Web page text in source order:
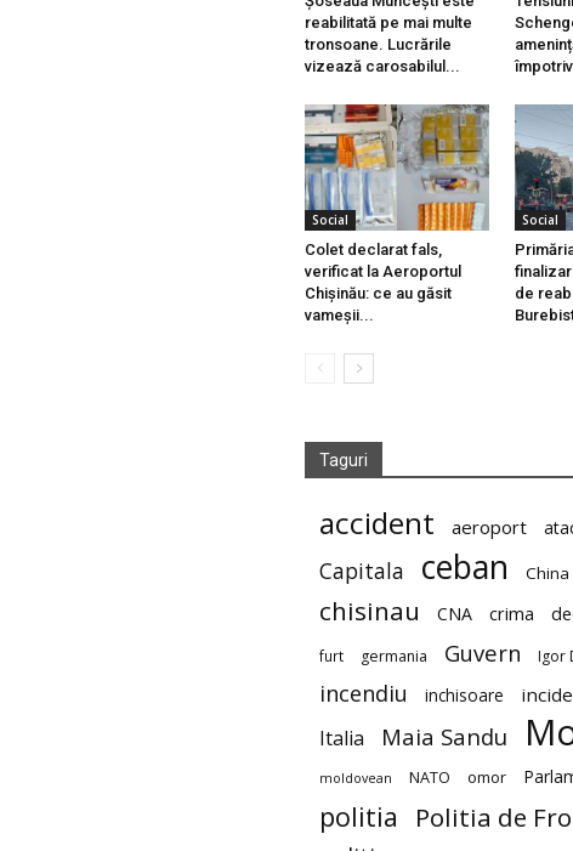
reabilitată pe mai multe
tronsoane. Lucrările
vizează carosabilul...
Social
Colet declarat fals,
verificat la Aeroportul
Chișinău: ce au găsit
vameșii...
Social
de
Taguri
accident aeroport
Capitala ceban China
chisinau CNA crima
furt germania Guvern Igor
incendiu inchisoare
Italia Maia Sandu
moldovean NATO omor
politia Politia de